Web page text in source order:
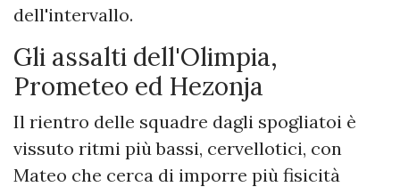
dell'intervallo.
Gli assalti dell'Olimpia,
Prometeo ed Hezonja
Il rientro delle squadre dagli spogliatoi è
vissuto ritmi più bassi, cervellotici, con
Mateo che cerca di imporre più fisicità